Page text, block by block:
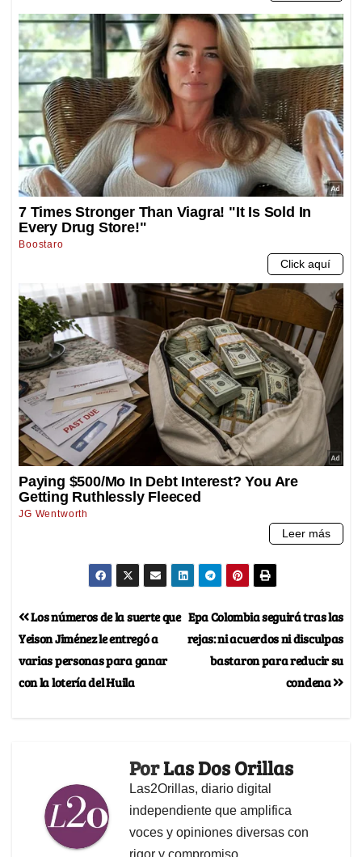
Epa Colombia seguirá tras las
rejas: ni acuerdos ni disculpas
bastaron para reducir su
condena
Los números de la suerte que
Yeison Jiménez le entregó a
varias personas para ganar
con la lotería del Huila
PorLas Dos Orillas
Las2Orillas, diario digital
independiente que amplifica
voces y opiniones diversas con
rigor y compromiso.